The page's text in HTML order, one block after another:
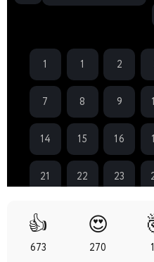
1
спешл
1 2
7 8 9
14 15 16
21 22 23
35
👍
673
😍
270